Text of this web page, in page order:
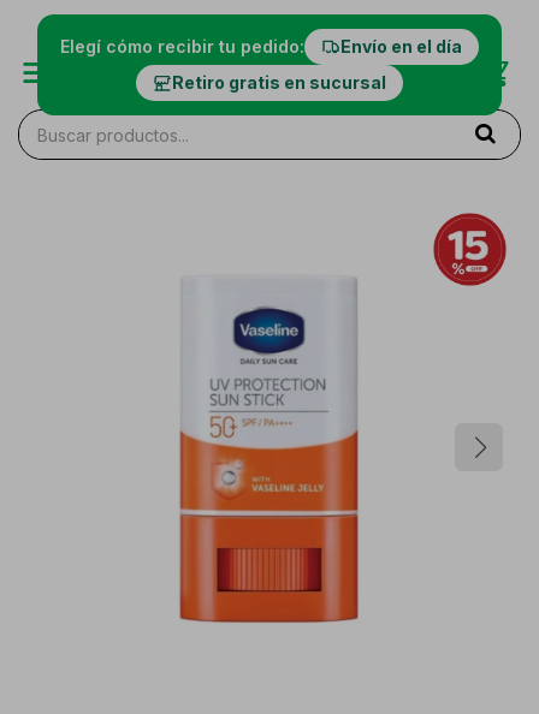
Elegí cómo recibir tu pedido:
Envío en el día
Retiro gratis en sucursal